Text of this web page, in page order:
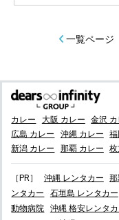
一覧ページ
カレー 大阪 カレー 金沢 カ
広島 カレー
沖縄 カレー
新潟 カレー
那覇 カレー
［PR］ 沖縄 レンタカー
ンタカー
石垣島 レンタカー
動物病院
沖縄 格安レンタ